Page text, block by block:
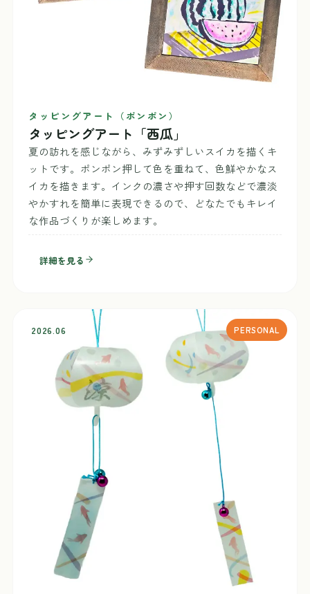
タッピングアート（ポンポン）
タッピングアート「西瓜」
夏の訪れを感じながら、みずみずしいスイカを描くキ
ットです。ポンポン押して色を重ねて、色鮮やかなス
イカを描きます。インクの濃さや押す回数などで濃淡
やかすれを簡単に表現できるので、どなたでもキレイ
な作品づくりが楽しめます。
詳細を見る
2026.06 PERSONAL